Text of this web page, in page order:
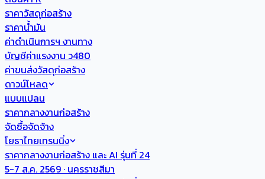
ราคาวัสดุก่อสร้าง
ราคาน้ำมัน
ค่าดำเนินการฯ งานทาง
บัญชีค่าแรงงาน ว480
ค่าขนส่งวัสดุก่อสร้าง
ดาวน์โหลด
แบบแปลน
ราคากลางงานก่อสร้าง
จัดซื้อจัดจ้าง
โยธาไทยเทรนนิ่ง
ราคากลางงานก่อสร้าง และ AI รุ่นที่ 24
5-7 ส.ค. 2569 · นครราชสีมา